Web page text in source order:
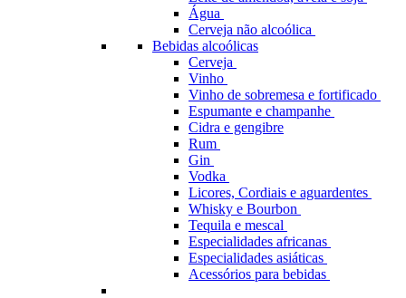
Água
Cerveja não alcoólica
Bebidas alcoólicas
Cerveja
Vinho
Vinho de sobremesa e fortificado
Espumante e champanhe
Cidra e gengibre
Rum
Gin
Vodka
Licores, Cordiais e aguardentes
Whisky e Bourbon
Tequila e mescal
Especialidades africanas
Especialidades asiáticas
Acessórios para bebidas